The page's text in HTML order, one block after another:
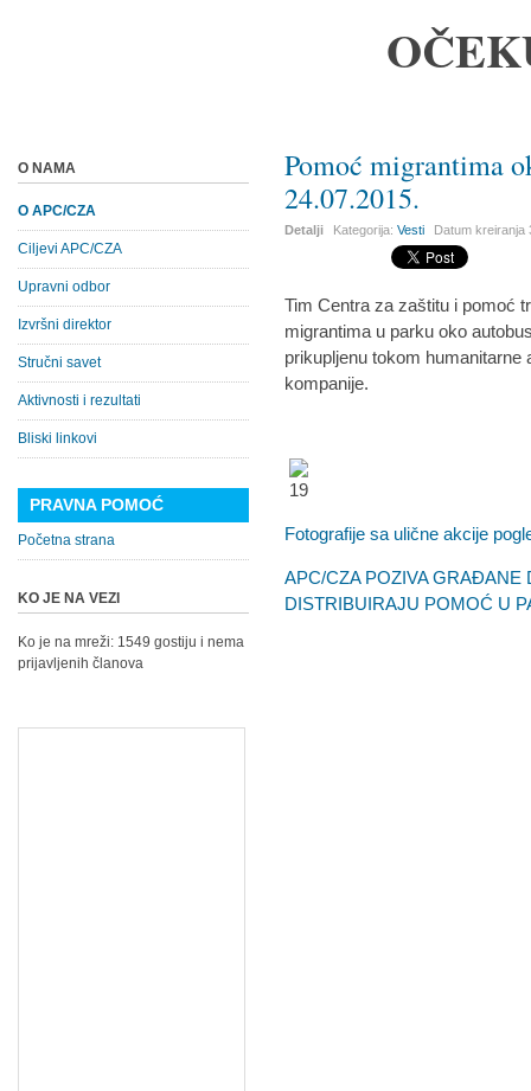
Pomoć migrantima
24.07.2015.
Detalji Kategorija:Vesti Datum kreiranja
Tim Centra za zaštitu i pomoć
migrantima u parku oko
prikupljenu tokom humanitarne
kompanije.
Fotografije sa ulične akcije
APC/CZA POZIVA GRAĐANE
DISTRIBUIRAJU POMOĆ U
O NAMA
O APC/CZA
Ciljevi APC/CZA
Upravni odbor
Izvršni direktor
Stručni savet
Aktivnosti i rezultati
Bliski linkovi
PRAVNA POMOĆ
Početna strana
KO JE NA VEZI
Ko je na mreži: 1549 gostiju i nema
prijavljenih članova